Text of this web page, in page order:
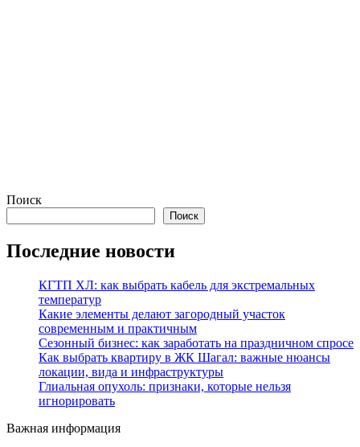
Поиск
Поиск
Последние новости
КГТП ХЛ: как выбрать кабель для экстремальных
температур
Какие элементы делают загородный участок
современным и практичным
Сезонный бизнес: как заработать на праздничном спросе
Как выбрать квартиру в ЖК Шагал: важные нюансы
локации, вида и инфраструктуры
Глиальная опухоль: признаки, которые нельзя
игнорировать
Важная информация